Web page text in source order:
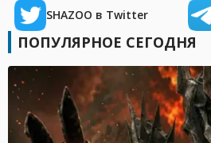
SHAZOO в Twitter
ПОПУЛЯРНОЕ СЕГОДНЯ